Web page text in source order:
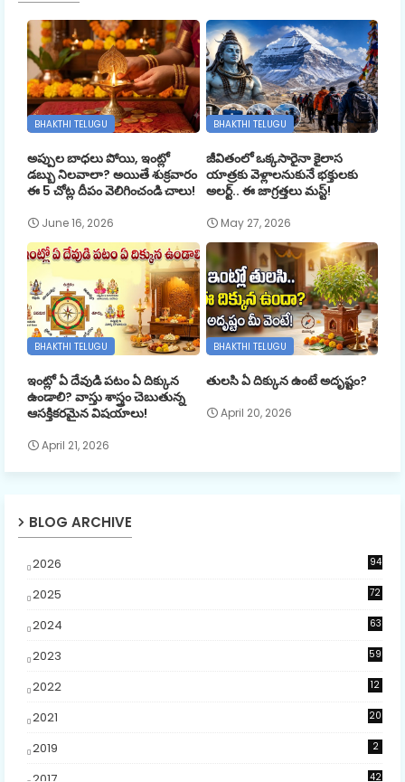
BHAKTHI TELUGU
అప్పుల బాధలు పోయి, ఇంట్లో
డబ్బు నిలవాలా? అయితే శుక్రవారం
ఈ 5 చోట్ల దీపం వెలిగించండి చాలు!
June 16, 2026
BHAKTHI TELUGU
జీవితంలో ఒక్కసారైనా కైలాస
యాత్రకు వెళ్లాలనుకునే భక్తులకు
అలర్ట్.. ఈ జాగ్రత్తలు మస్ట్!
May 27, 2026
BHAKTHI TELUGU
ఇంట్లో ఏ దేవుడి పటం ఏ దిక్కున
ఉండాలి? వాస్తు శాస్త్రం చెబుతున్న
ఆసక్తికరమైన విషయాలు!
April 21, 2026
BHAKTHI TELUGU
తులసి ఏ దిక్కున ఉంటే అదృష్టం?
April 20, 2026
BLOG ARCHIVE
2026
94
2025
72
2024 63
2023
59
2022 12
2021 20
2019 2
42